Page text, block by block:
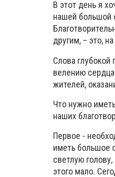
В этот день я
нашей большой
другим, – это,
Слова
велению
жителей,
Что нужно
наших
Первое -
иметь большое
светлую
этого мало.